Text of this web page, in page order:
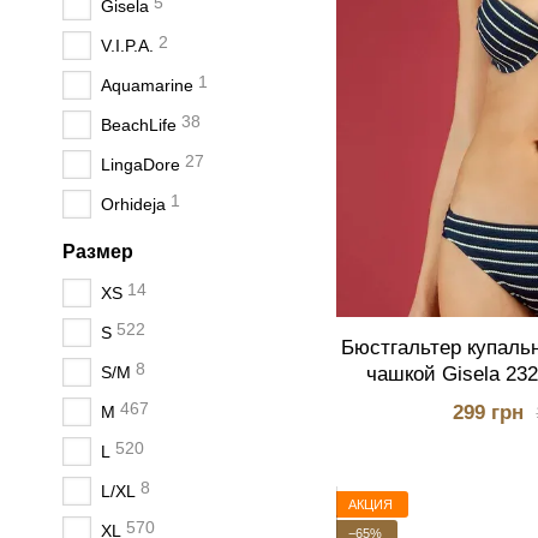
Бюстгальтер
чашкой Gisela
299 грн
АКЦИЯ
−65%
Gisela
V.I.P.A. 2
Aquamarine 1
BeachLife 38
LingaDore 27
Orhideja 1
Размер
XS 14
S 522
S/M 8
M 467
L 520
L/XL 8
XL 570